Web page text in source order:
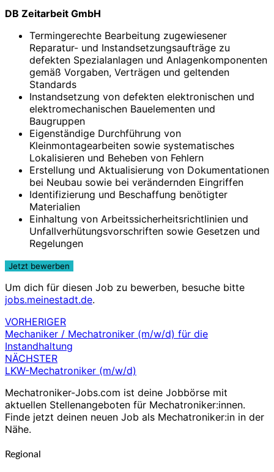
DB Zeitarbeit GmbH
Termingerechte Bearbeitung zugewiesener
Reparatur- und Instandsetzungsaufträge zu
defekten Spezialanlagen und Anlagenkomponenten
gemäß Vorgaben, Verträgen und geltenden
Standards
Instandsetzung von defekten elektronischen und
elektromechanischen Bauelementen und
Baugruppen
Eigenständige Durchführung von
Kleinmontagearbeiten sowie systematisches
Lokalisieren und Beheben von Fehlern
Erstellung und Aktualisierung von Dokumentationen
bei Neubau sowie bei verändernden Eingriffen
Identifizierung und Beschaffung benötigter
Materialien
Einhaltung von Arbeitssicherheitsrichtlinien und
Unfallverhütungsvorschriften sowie Gesetzen und
Regelungen
Um dich für diesen Job zu bewerben, besuche bitte
jobs.meinestadt.de.
Beitragsnavigation
VORHERIGER
Mechaniker / Mechatroniker (m/w/d) für die
Instandhaltung
NÄCHSTER
LKW-Mechatroniker (m/w/d)
Mechatroniker-Jobs.com ist deine Jobbörse mit
aktuellen Stellenangeboten für Mechatroniker:innen.
Finde jetzt deinen neuen Job als Mechatroniker:in in der
Nähe.
Regional